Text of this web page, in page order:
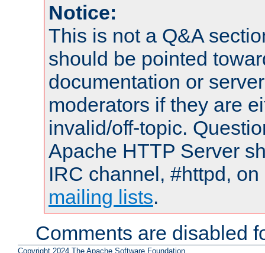
Notice:
This is not a Q&A
should be pointed
documentation or
moderators if they are
invalid/off-topic.
Apache HTTP Server
IRC channel, #httpd,
mailing lists.
Comments are disabled
Copyright 2024 The Apache Software Foundation.